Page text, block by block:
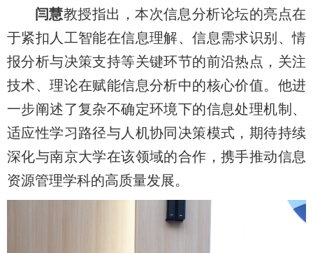
闫慧教授指出，本次信息分析论坛的亮点在
于紧扣人工智能在信息理解、信息需求识别、情
报分析与决策支持等关键环节的前沿热点，关注
技术、理论在赋能信息分析中的核心价值。他进
一步阐述了复杂不确定环境下的信息处理机制、
适应性学习路径与人机协同决策模式，期待持续
深化与南京大学在该领域的合作，携手推动信息
资源管理学科的高质量发展。